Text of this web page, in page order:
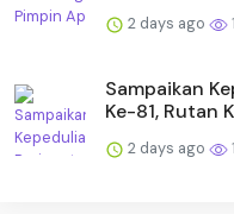
2 days ago
Sampaikan
Ke-81, Rutan
2 days ago